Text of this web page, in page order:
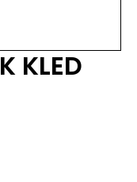
KLED